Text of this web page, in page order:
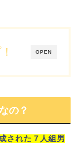
OPEN
の？
された ７人組男